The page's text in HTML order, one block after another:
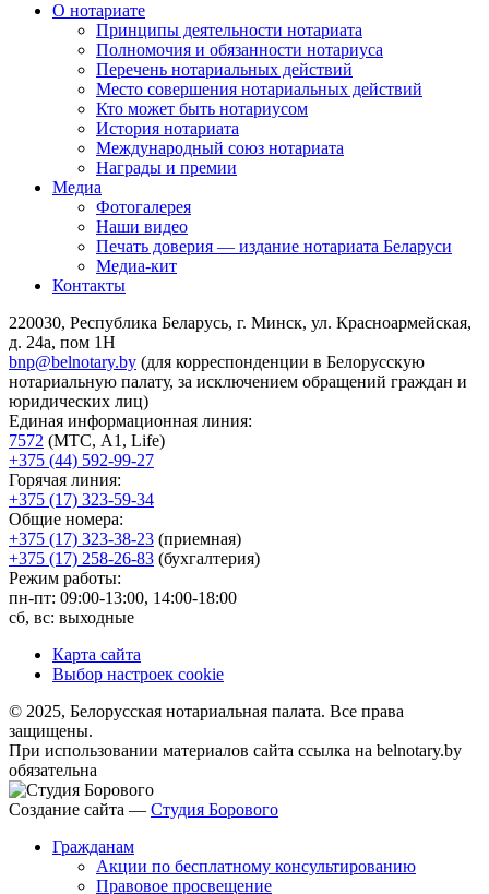
О нотариате
Принципы деятельности нотариата
Полномочия и обязанности нотариуса
Перечень нотариальных действий
Место совершения нотариальных действий
Кто может быть нотариусом
История нотариата
Международный союз нотариата
Награды и премии
Медиа
Фотогалерея
Наши видео
Печать доверия — издание нотариата Беларуси
Медиа-кит
Контакты
220030, Республика Беларусь, г. Минск, ул. Красноармейская,
д. 24а, пом 1Н
bnp@belnotary.by (для корреспонденции в Белорусскую
нотариальную палату, за исключением обращений граждан и
юридических лиц)
Единая информационная линия:
7572 (МТС, A1, Life)
+375 (44) 592-99-27
Горячая линия:
+375 (17) 323-59-34
Общие номера:
+375 (17) 323-38-23 (приемная)
+375 (17) 258-26-83 (бухгалтерия)
Режим работы:
пн-пт: 09:00-13:00, 14:00-18:00
сб, вс: выходные
Карта сайта
Выбор настроек cookie
© 2025, Белорусская нотариальная палата. Все права
защищены.
При использовании материалов сайта ссылка на belnotary.by
обязательна
Создание сайта — Студия Борового
Гражданам
Акции по бесплатному консультированию
Правовое просвещение